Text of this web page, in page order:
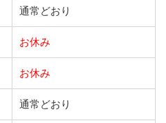
通常どおり
お休み
お休み
通常どおり